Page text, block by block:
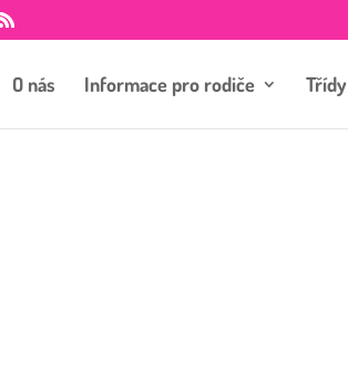
O nás Informace pro rodiče Třídy